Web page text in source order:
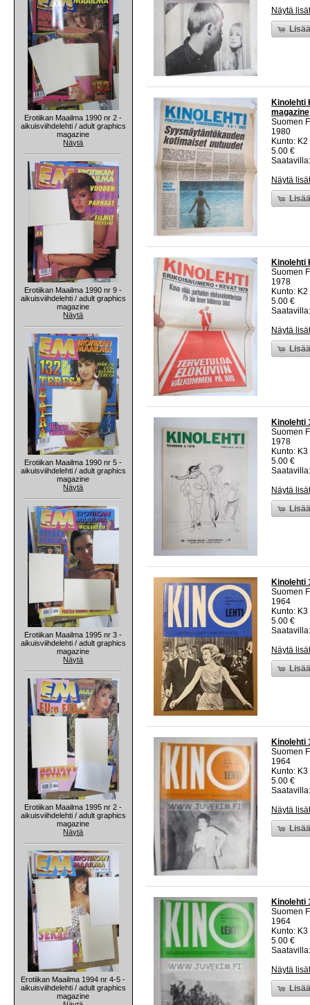
Erotiikan Maailma 1990 nr 2 -
aikuisviihdelehti / adult graphics
magazine
Näytä
Erotiikan Maailma 1990 nr 9 -
aikuisviihdelehti / adult graphics
magazine
Näytä
Erotiikan Maailma 1990 nr 5 -
aikuisviihdelehti / adult graphics
magazine
Näytä
Erotiikan Maailma 1995 nr 3 -
aikuisviihdelehti / adult graphics
magazine
Näytä
Erotiikan Maailma 1995 nr 2 -
aikuisviihdelehti / adult graphics
magazine
Näytä
Erotiikan Maailma 1994 nr 4-5 -
aikuisviihdelehti / adult graphics
magazine
Näytä
Kinolehti
magazine
Suomen
1980
Kunto:
5.00 €
Näytä
Kinolehti
Suomen
1978
Kunto:
5.00 €
Näytä
Kinolehti
Suomen
1978
Kunto:
5.00 €
Näytä
Kinolehti
Suomen
1964
Kunto:
5.00 €
Näytä
Kinolehti
Suomen
1964
Kunto:
5.00 €
Näytä
Kinolehti
Suomen
1964
Kunto:
5.00 €
Näytä